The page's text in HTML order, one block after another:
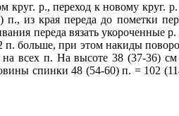
р., переход к новому круг.
из края переда до пометки
переда вязать укороченные
больше, при этом накиды
всех п. На высоте 38 (37-36)
спинки 48 (54-60) п. = 102